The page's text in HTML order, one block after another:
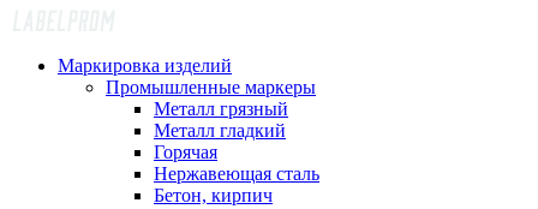
Маркировка изделий
Промышленные маркеры
Металл грязный
Металл гладкий
Горячая
Нержавеющая сталь
Бетон, кирпич